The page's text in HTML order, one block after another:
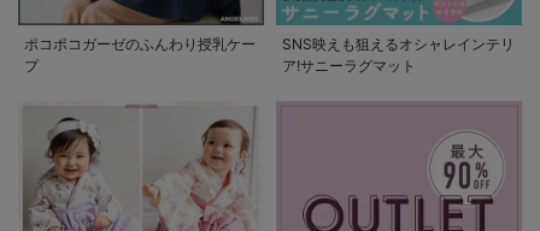
ポコポコガーゼのふんわり授乳ケー
プ
SNS映えも狙えるオシャレインテリ
ア!サニーラグマット